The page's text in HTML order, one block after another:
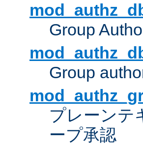
Group
Group
プレーンテ
ープ承認